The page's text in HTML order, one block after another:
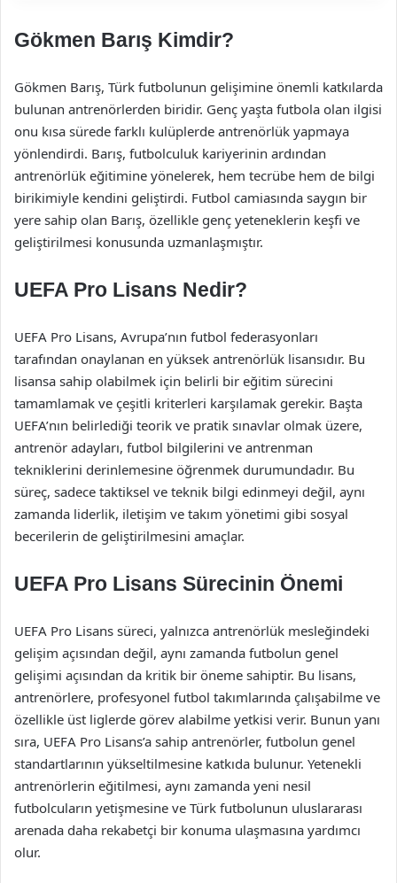
Gökmen Barış Kimdir?
Gökmen Barış, Türk futbolunun gelişimine önemli katkılarda
bulunan antrenörlerden biridir. Genç yaşta futbola olan ilgisi
onu kısa sürede farklı kulüplerde antrenörlük yapmaya
yönlendirdi. Barış, futbolculuk kariyerinin ardından
antrenörlük eğitimine yönelerek, hem tecrübe hem de bilgi
birikimiyle kendini geliştirdi. Futbol camiasında saygın bir
yere sahip olan Barış, özellikle genç yeteneklerin keşfi ve
geliştirilmesi konusunda uzmanlaşmıştır.
UEFA Pro Lisans Nedir?
UEFA Pro Lisans, Avrupa’nın futbol federasyonları
tarafından onaylanan en yüksek antrenörlük lisansıdır. Bu
lisansa sahip olabilmek için belirli bir eğitim sürecini
tamamlamak ve çeşitli kriterleri karşılamak gerekir. Başta
UEFA’nın belirlediği teorik ve pratik sınavlar olmak üzere,
antrenör adayları, futbol bilgilerini ve antrenman
tekniklerini derinlemesine öğrenmek durumundadır. Bu
süreç, sadece taktiksel ve teknik bilgi edinmeyi değil, aynı
zamanda liderlik, iletişim ve takım yönetimi gibi sosyal
becerilerin de geliştirilmesini amaçlar.
UEFA Pro Lisans Sürecinin Önemi
UEFA Pro Lisans süreci, yalnızca antrenörlük mesleğindeki
gelişim açısından değil, aynı zamanda futbolun genel
gelişimi açısından da kritik bir öneme sahiptir. Bu lisans,
antrenörlere, profesyonel futbol takımlarında çalışabilme ve
özellikle üst liglerde görev alabilme yetkisi verir. Bunun yanı
sıra, UEFA Pro Lisans’a sahip antrenörler, futbolun genel
standartlarının yükseltilmesine katkıda bulunur. Yetenekli
antrenörlerin eğitilmesi, aynı zamanda yeni nesil
futbolcuların yetişmesine ve Türk futbolunun uluslararası
arenada daha rekabetçi bir konuma ulaşmasına yardımcı
olur.